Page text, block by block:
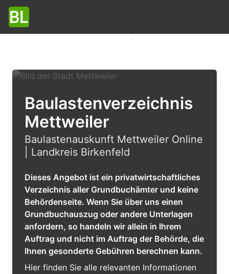
Baulastenverzeichnis
Mettweiler
Baulastenauskunft Mettweiler Online
| Landkreis Birkenfeld
Dieses Angebot ist ein privatwirtschaftliches
Verzeichnis aller Grundbuchämter und keine
Behördenseite. Wenn Sie über uns einen
Grundbuchauszug oder andere Unterlagen
anfordern, so handeln wir allein in Ihrem
Auftrag und nicht im Auftrag der Behörde, die
Ihnen gesonderte Gebühren berechnen kann.
Hier finden Sie alle relevanten Informationen